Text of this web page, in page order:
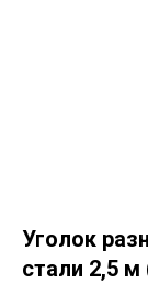
Уголок
стали 2,5